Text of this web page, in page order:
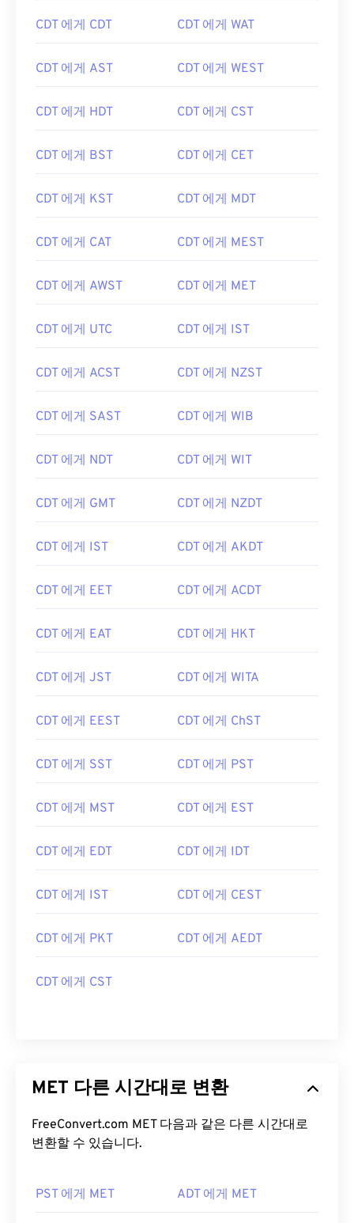
CDT 에게 CDT CDT 에게 WAT
CDT 에게 AST CDT 에게 WEST
CDT 에게 HDT CDT 에게 CST
CDT 에게 BST CDT 에게 CET
CDT 에게 KST CDT 에게 MDT
CDT 에게 CAT CDT 에게 MEST
CDT 에게 AWST CDT 에게 MET
CDT 에게 UTC CDT 에게 IST
CDT 에게 ACST CDT 에게 NZST
CDT 에게 SAST CDT 에게 WIB
CDT 에게 NDT CDT 에게 WIT
CDT 에게 GMT CDT 에게 NZDT
CDT 에게 IST CDT 에게 AKDT
CDT 에게 EET CDT 에게 ACDT
CDT 에게 EAT CDT 에게 HKT
CDT 에게 JST CDT 에게 WITA
CDT 에게 EEST CDT 에게 ChST
CDT 에게 SST CDT 에게 PST
CDT 에게 MST CDT 에게 EST
CDT 에게 EDT CDT 에게 IDT
CDT 에게 IST CDT 에게 CEST
CDT 에게 PKT CDT 에게 AEDT
CDT 에게 CST
MET 다른 시간대로 변환
FreeConvert.com MET 다음과 같은 다른 시간대로
변환할 수 있습니다.
PST 에게 MET ADT 에게 MET